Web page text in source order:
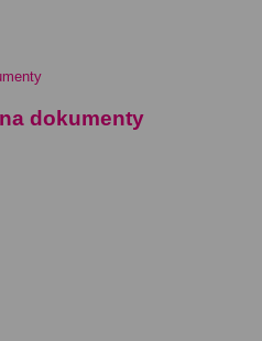
dokumenty